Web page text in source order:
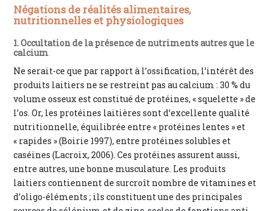
Négations de réalités alimentaires,
nutritionnelles et physiologiques
1. Occultation de la présence de nutriments autres que le
calcium
Ne serait-ce que par rapport à l’ossification, l’intérêt des
produits laitiers ne se restreint pas au calcium : 30 % du
volume osseux est constitué de protéines, « squelette » de
l’os. Or, les protéines laitières sont d’excellente qualité
nutritionnelle, équilibrée entre « protéines lentes » et
« rapides » (Boirie 1997), entre protéines solubles et
caséines (Lacroix, 2006). Ces protéines assurent aussi,
entre autres, une bonne musculature. Les produits
laitiers contiennent de surcroît nombre de vitamines et
d’oligo-éléments ; ils constituent une des principales